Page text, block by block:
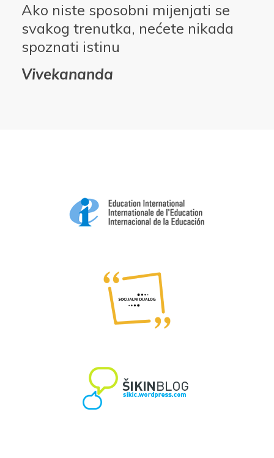
Ako niste sposobni mijenjati se
svakog trenutka, nećete nikada
spoznati istinu
Vivekananda